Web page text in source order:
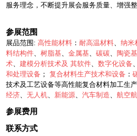
服务理念，不断提升展会服务质量、增强
参展范围
展品范围: 高性能材料 ： 耐高温材料 纳米
料结构件
树脂基 金属基 碳碳 陶瓷
术
建模分析技术及 其软件 数字化设备
和处理设备 ； 复合材料生产技术和设备 ：
技术及工艺设备等高性能复合材料加工生
经济
无人机 新能源 汽车制造 航空
参展费用
联系方式